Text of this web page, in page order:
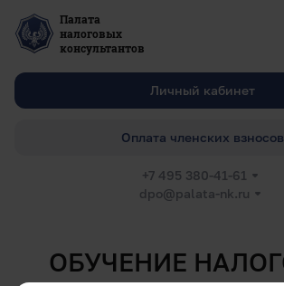
Палата
налоговых
консультантов
Личный кабинет
Оплата членских взносов
+7 495 380-41-61
dpo@palata-nk.ru
ОБУЧЕНИЕ